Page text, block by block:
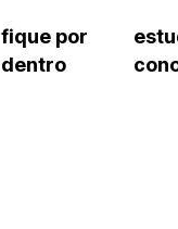
fique por
dentro